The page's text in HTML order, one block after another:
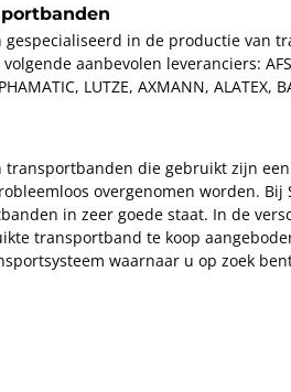
in de productie van
aanbevolen leveranciers: AFS,
LUTZE, AXMANN, ALATEX,
die gebruikt zijn
overgenomen worden.
in zeer goede staat. In de
transportband te koop
waarnaar u op zoek